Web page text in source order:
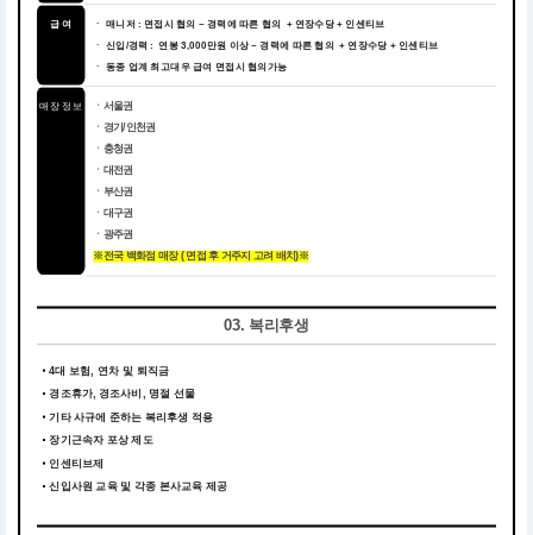
급 여 ㆍ 매니저 : 면접시 협의 ~ 경력에 따른 협의 + 연장수당 + 인센티브
ㆍ 신입/경력 : 연봉 3,000만원 이상 ~ 경력에 따른 협의 + 연장수당 + 인센티브
ㆍ 동종 업계 최고대우 급여 면접시 협의가능
매장 정보
ㆍ서울권
ㆍ경기/인천권
ㆍ충청권
ㆍ대전권
ㆍ부산권
ㆍ대구권
ㆍ광주권
※전국 백화점 매장 ( 면접 후 거주지 고려 배치)※
03. 복리후생
4대 보험, 연차 및 퇴직금
경조휴가, 경조사비, 명절 선물
기타 사규에 준하는 복리후생 적용
장기근속자 포상 제도
인센티브제
신입사원 교육 및 각종 본사교육 제공